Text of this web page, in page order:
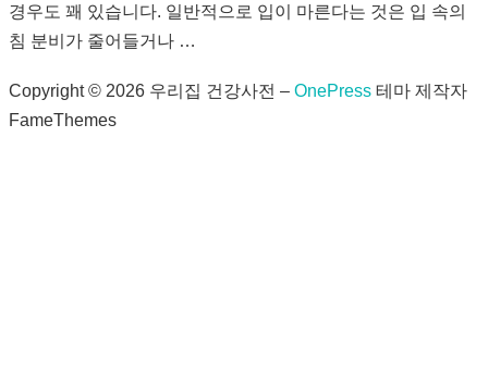
경우도 꽤 있습니다. 일반적으로 입이 마른다는 것은 입 속의
침 분비가 줄어들거나 …
Copyright © 2026 우리집 건강사전 – OnePress 테마 제작자
FameThemes